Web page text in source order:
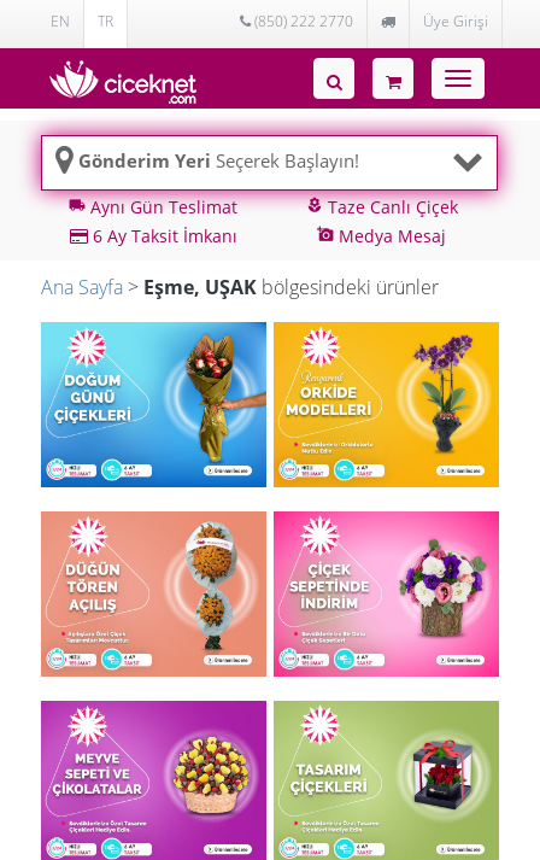
EN TR (850) 222 2770 Üye Girişi
Toggle
navigation
Gönderim Yeri Seçerek Başlayın!
local_shippingAynı Gün Teslimat local_floristTaze Canlı Çiçek
6 Ay Taksit İmkanı
add_a_photo Medya Mesaj
Ana Sayfa > Eşme, UŞAK bölgesindeki ürünler